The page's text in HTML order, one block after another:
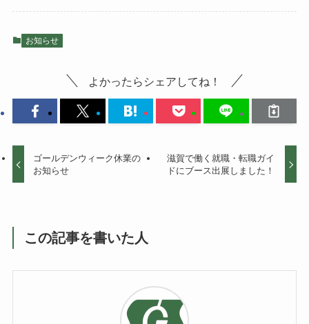
お知らせ
よかったらシェアしてね！
ゴールデンウィーク休業の
お知らせ
滋賀で働く就職・転職ガイ
ドにブース出展しました！
この記事を書いた人